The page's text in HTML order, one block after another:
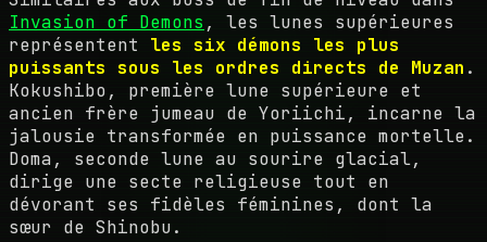
Invasion of Demons , les lunes supérieures
représentent les six démons les plus
puissants sous les ordres directs de Muzan .
Kokushibo, première lune supérieure et
ancien frère jumeau de Yoriichi, incarne la
jalousie transformée en puissance mortelle.
Doma, seconde lune au sourire glacial,
dirige une secte religieuse tout en
dévorant ses fidèles féminines, dont la
sœur de Shinobu.